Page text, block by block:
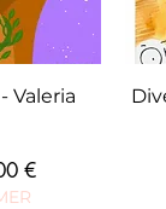
Valeria
€